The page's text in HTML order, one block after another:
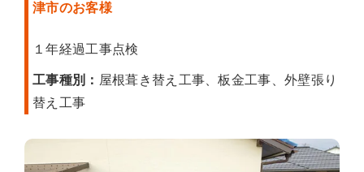
津市のお客様
１年経過工事点検
工事種別： 屋根葺き替え工事、板金工事、外壁張り
替え工事